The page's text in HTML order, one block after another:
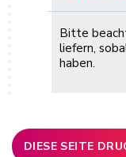
Bitte
liefern,
haben.
DIESE SEITE